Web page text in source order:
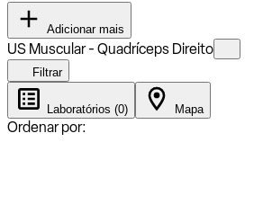
Adicionar mais
US Muscular - Quadríceps Direito
Filtrar
Laboratórios (0) Mapa
Ordenar por: